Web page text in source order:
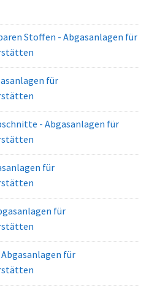
Stoffen - Abgasanlagen für
für
- Abgasanlagen für
für
für
für